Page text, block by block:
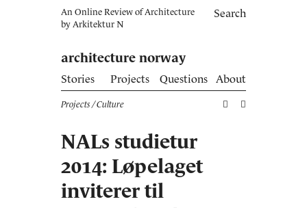
Search
An Online Review of Architecture
by Arkitektur N
architecture norway
Stories Projects Questions About
Projects / Culture
NALs studietur
2014: Løpelaget
inviterer til